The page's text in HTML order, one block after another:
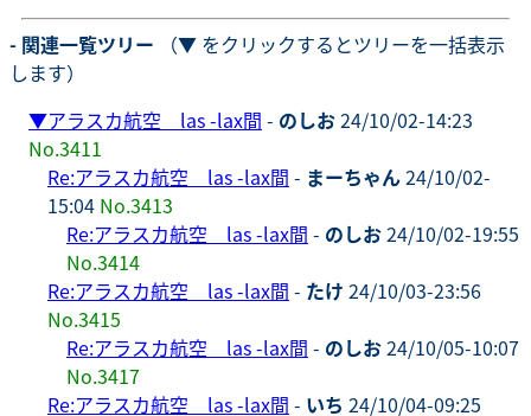
- 関連一覧ツリー （▼ をクリックするとツリーを一括表示
します）
▼アラスカ航空 las -lax間 - のしお24/10/02-14:23
No.3411
Re:アラスカ航空 las -lax間 - まーちゃん24/10/02-
15:04 No.3413
Re:アラスカ航空 las -lax間 - のしお24/10/02-19:55
No.3414
Re:アラスカ航空 las -lax間 - たけ 24/10/03-23:56
No.3415
Re:アラスカ航空 las -lax間 - のしお24/10/05-10:07
No.3417
Re:アラスカ航空 las -lax間 - いち 24/10/04-09:25